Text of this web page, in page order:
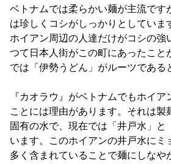
ベトナムでは柔らかい麺が主流です
は珍しくコシがしっかりとしていま
ホイアン周辺の人達だけがコシの強
つて日本人街がこの町にあったこと
では「伊勢うどん」がルーツである
『カオラウ』がベトナムでもホイ
ことには理由があります。それは製
固有の水で、現在では「井戸水」と
います。このホイアンの井戸水にミ
多く含まれていることで麺にしなや